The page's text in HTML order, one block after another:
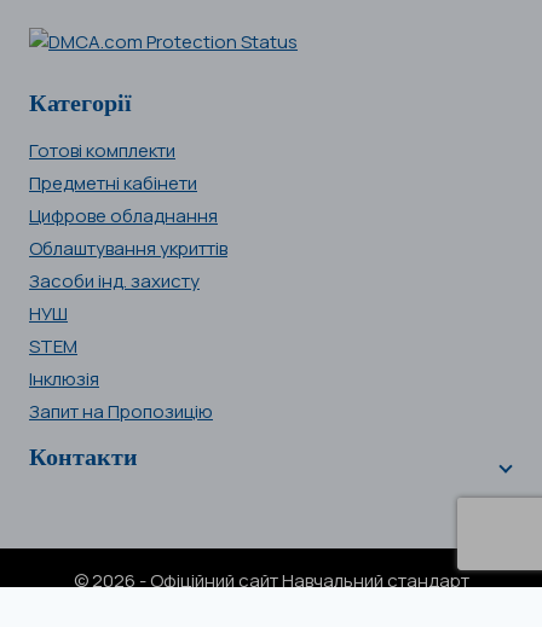
Категорії
Готові комплекти
Предметні кабінети
Цифрове обладнання
Облаштування укриттів
Засоби інд. захисту
НУШ
STEM
Інклюзія
Запит на Пропозицію
Контакти
© 2026 - Офіційний сайт Навчальний стандарт